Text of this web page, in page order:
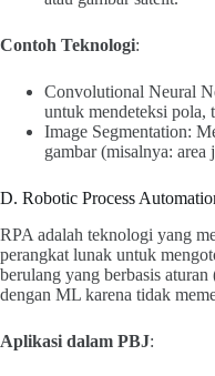
Contoh Teknologi:
Convolutional Neural
untuk mendeteksi pola,
Image Segmentation:
gambar (misalnya: area
D. Robotic Process
RPA adalah teknologi yang
perangkat lunak untuk
berulang yang berbasis
dengan ML karena tidak
Aplikasi dalam PBJ: